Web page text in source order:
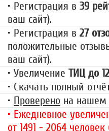
• Регистрация в 39
ваш сайт).
• Регистрация в 27
положительные
ваш сайт).
• Увеличение ТИЦ до
• Скачать полный
• Проверено на нашем
• Ежедневное
от 1491 - 2064